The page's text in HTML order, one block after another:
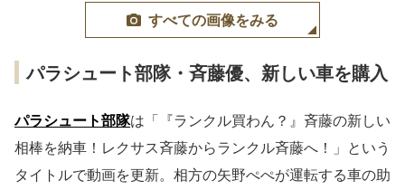
すべての画像をみる
パラシュート部隊・斉藤優、新しい車を購入
パラシュート部隊は「『ランクル買わん？』斉藤の新しい
相棒を納車！レクサス斉藤からランクル斉藤へ！」という
タイトルで動画を更新。相方の矢野ぺぺが運転する車の助